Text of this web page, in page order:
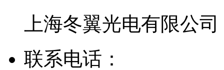
上海冬翼光电有限公司
联系电话：